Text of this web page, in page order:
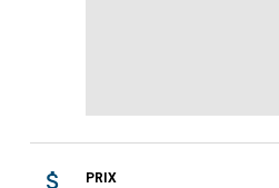
PRIX